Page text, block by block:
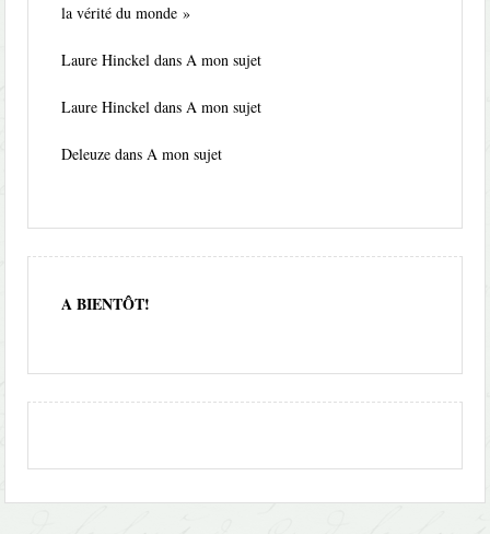
la vérité du monde »
Laure Hinckel dansA mon sujet
Laure Hinckel dansA mon sujet
Deleuze dansA mon sujet
A BIENTÔT!